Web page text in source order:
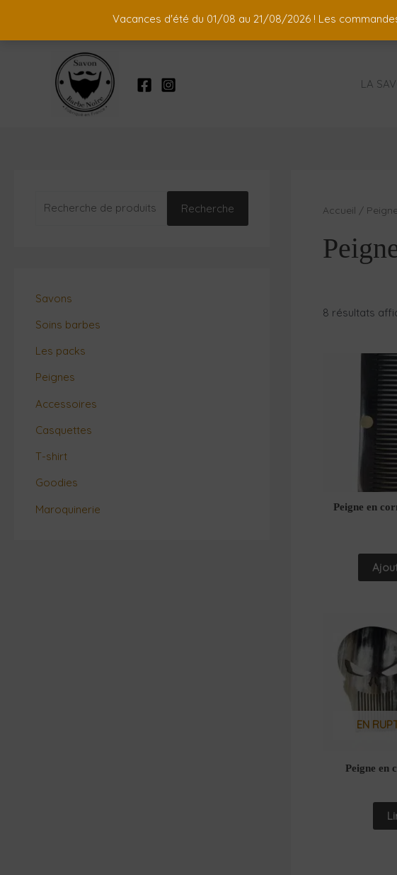
Vacances d'été du 01/08 au 21/08/2026 ! Les
LA
Recherche
Savons
Soins barbes
Les packs
Peignes
Accessoires
Casquettes
T-shirt
Goodies
Maroquinerie
Accueil /
8 résultats
Peigne en
EN
Peigne en